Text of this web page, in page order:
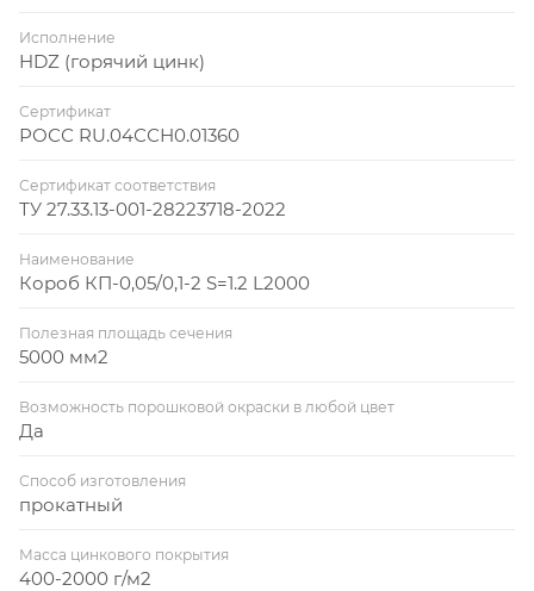
Исполнение
HDZ (горячий цинк)
Сертификат
РОСС RU.04ССН0.01360
Сертификат соответствия
ТУ 27.33.13-001-28223718-2022
Наименование
Короб КП-0,05/0,1-2 S=1.2 L2000
Полезная площадь сечения
5000 мм2
Возможность порошковой окраски в любой цвет
Да
Способ изготовления
прокатный
Масса цинкового покрытия
400-2000 г/м2